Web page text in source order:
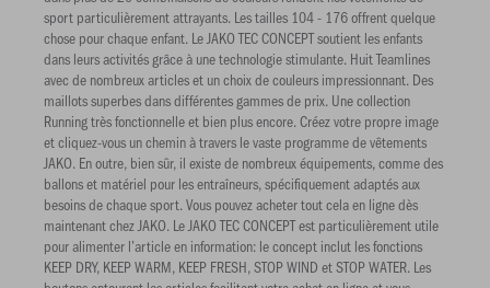
sport particulièrement attrayants. Les tailles 104 - 176 offrent quelque
chose pour chaque enfant. Le JAKO TEC CONCEPT soutient les enfants
dans leurs activités grâce à une technologie stimulante. Huit Teamlines
avec de nombreux articles et un choix de couleurs impressionnant. Des
maillots superbes dans différentes gammes de prix. Une collection
Running très fonctionnelle et bien plus encore. Créez votre propre image
et cliquez-vous un chemin à travers le vaste programme de vêtements
JAKO. En outre, bien sûr, il existe de nombreux équipements, comme des
ballons et matériel pour les entraîneurs, spécifiquement adaptés aux
besoins de chaque sport. Vous pouvez acheter tout cela en ligne dès
maintenant chez JAKO. Le JAKO TEC CONCEPT est particulièrement utile
pour alimenter l’article en information: le concept inclut les fonctions
KEEP DRY, KEEP WARM, KEEP FRESH, STOP WIND et STOP WATER. Les